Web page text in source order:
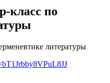
класс по
литературы